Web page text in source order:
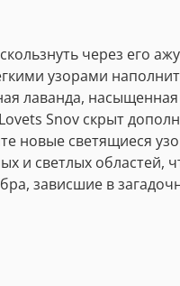
через его
узорами
лаванда,
Snov скрыт
новые светящиеся
светлых областей,
зависшие в